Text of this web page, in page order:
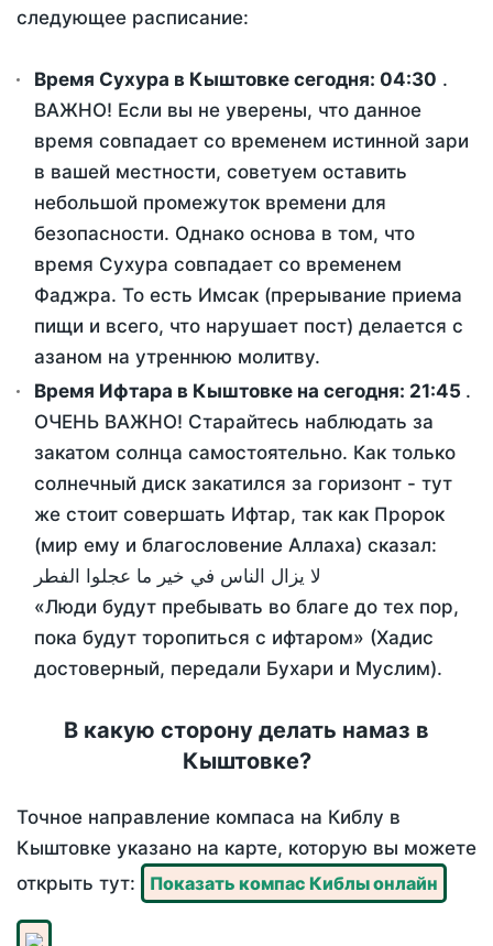
следующее расписание:
Время Сухура в Кыштовке сегодня: 04:30 .
ВАЖНО! Если вы не уверены, что данное
время совпадает со временем истинной зари
в вашей местности, советуем оставить
небольшой промежуток времени для
безопасности. Однако основа в том, что
время Сухура совпадает со временем
Фаджра. То есть Имсак (прерывание приема
пищи и всего, что нарушает пост) делается с
азаном на утреннюю молитву.
Время Ифтара в Кыштовке на сегодня: 21:45 .
ОЧЕНЬ ВАЖНО! Старайтесь наблюдать за
закатом солнца самостоятельно. Как только
солнечный диск закатился за горизонт - тут
же стоит совершать Ифтар, так как Пророк
(мир ему и благословение Аллаха) сказал:
لا يزال الناس في خير ما عجلوا الفطر
«Люди будут пребывать во благе до тех пор,
пока будут торопиться с ифтаром» (Хадис
достоверный, передали Бухари и Муслим).
В какую сторону делать намаз в
Кыштовке?
Точное направление компаса на Киблу в
Кыштовке указано на карте, которую вы можете
открыть тут:
Показать компас Киблы онлайн